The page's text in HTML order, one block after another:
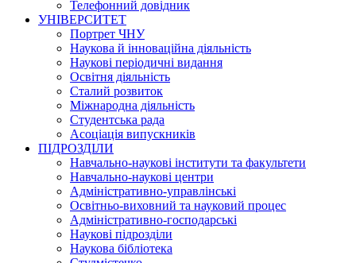
Телефонний довідник
УНІВЕРСИТЕТ
Портрет ЧНУ
Наукова й інноваційна діяльність
Наукові періодичні видання
Освітня діяльність
Сталий розвиток
Міжнародна діяльність
Студентська рада
Асоціація випускників
ПІДРОЗДІЛИ
Навчально-наукові інститути та факультети
Навчально-наукові центри
Адміністративно-управлінські
Освітньо-виховний та науковий процес
Адміністративно-господарські
Наукові підрозділи
Наукова бібліотека